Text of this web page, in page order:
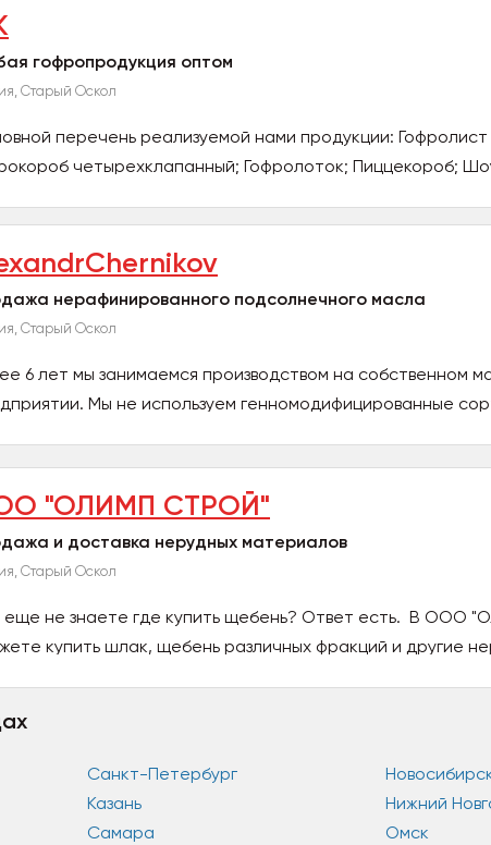
гофропродукция оптом
Старый Оскол
перечень реализуемой нами продукции:
четырехклапанный; Гофролоток; Пиццекороб;
нерафинированного подсолнечного масла
Старый Оскол
6 лет мы занимаемся производством на собственном
Мы не используем генномодифицированные
"ОЛИМП СТРОЙ"
и доставка нерудных материалов
Старый Оскол
еще не знаете где купить щебень? Ответ есть. В ООО
купить шлак, щебень различных фракций и другие
Санкт-Петербург
Казань
Нижний
Самара
Омск